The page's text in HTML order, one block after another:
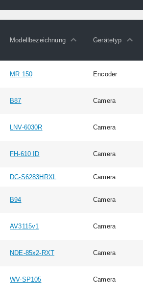
Modellbezeichnung Gerätetyp
MR 150 Encoder
B87 Camera
LNV-6030R Camera
FH-610 ID Camera
DC-S6283HRXL Camera
B94 Camera
AV3115v1 Camera
NDE-85x2-RXT Camera
WV-SP105 Camera